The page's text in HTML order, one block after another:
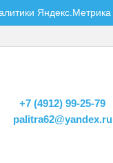
Яндекс.Метрика
+7 (4912) 99-25-79
palitra62@yandex.ru